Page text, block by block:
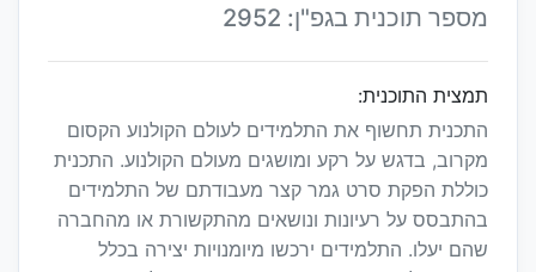
מספר תוכנית בגפ"ן: 2952
תמצית התוכנית:
התכנית תחשוף את התלמידים לעולם הקולנוע הקסום
מקרוב, בדגש על רקע ומושגים מעולם הקולנוע. התכנית
כוללת הפקת סרט גמר קצר מעבודתם של התלמידים
בהתבסס על רעיונות ונושאים מהתקשורת או מהחברה
שהם יעלו. התלמידים ירכשו מיומנויות יצירה בכלל